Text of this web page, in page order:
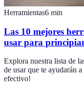
Herramientas6 min
Las 10 mejores
usar para
Explora nuestra lista de
de usar que te ayudarán
efectivo!